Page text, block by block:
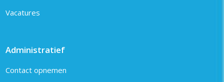
Vacatures
Administratief
Contact opnemen